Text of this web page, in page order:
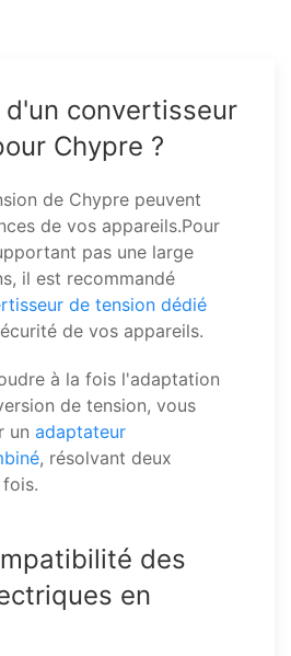
convertisseur
Chypre ?
de Chypre peuvent
de vos appareils.Pour
pas une large
il est recommandé
de tension dédié
de vos appareils.
à la fois l'adaptation
de tension, vous
un adaptateur
, résolvant deux
des
en